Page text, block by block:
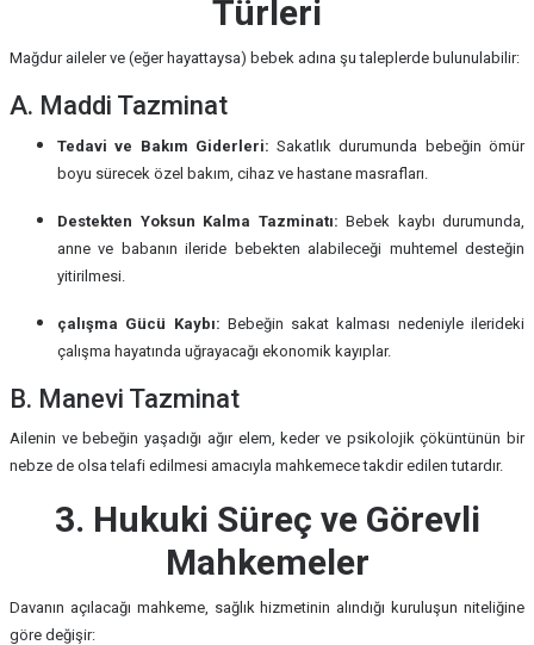
Türleri
Mağdur aileler ve (eğer hayattaysa) bebek adına şu taleplerde bulunulabilir:
A. Maddi Tazminat
Tedavi ve Bakım Giderleri: Sakatlık durumunda bebeğin ömür
boyu sürecek özel bakım, cihaz ve hastane masrafları.
Destekten Yoksun Kalma Tazminatı: Bebek kaybı durumunda,
anne ve babanın ileride bebekten alabileceği muhtemel desteğin
yitirilmesi.
çalışma Gücü Kaybı: Bebeğin sakat kalması nedeniyle ilerideki
çalışma hayatında uğrayacağı ekonomik kayıplar.
B. Manevi Tazminat
Ailenin ve bebeğin yaşadığı ağır elem, keder ve psikolojik çöküntünün bir
nebze de olsa telafi edilmesi amacıyla mahkemece takdir edilen tutardır.
3. Hukuki Süreç ve Görevli
Mahkemeler
Davanın açılacağı mahkeme, sağlık hizmetinin alındığı kuruluşun niteliğine
göre değişir: